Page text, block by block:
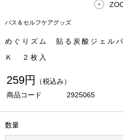
バス＆セルフケアグッズ
めぐりズム 貼る炭酸ジェル
Ｋ ２枚入
259円
（税込み）
商品コード
2925065
数量